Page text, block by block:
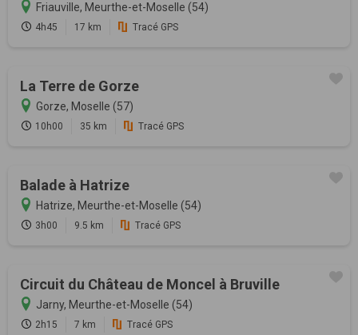
Friauville, Meurthe-et-Moselle (54)
4h45 17 km Tracé GPS
La Terre de Gorze
Gorze, Moselle (57)
10h00 35 km Tracé GPS
Balade à Hatrize
Hatrize, Meurthe-et-Moselle (54)
3h00 9.5 km Tracé GPS
Circuit du Château de Moncel à Bruville
Jarny, Meurthe-et-Moselle (54)
2h15 7 km Tracé GPS